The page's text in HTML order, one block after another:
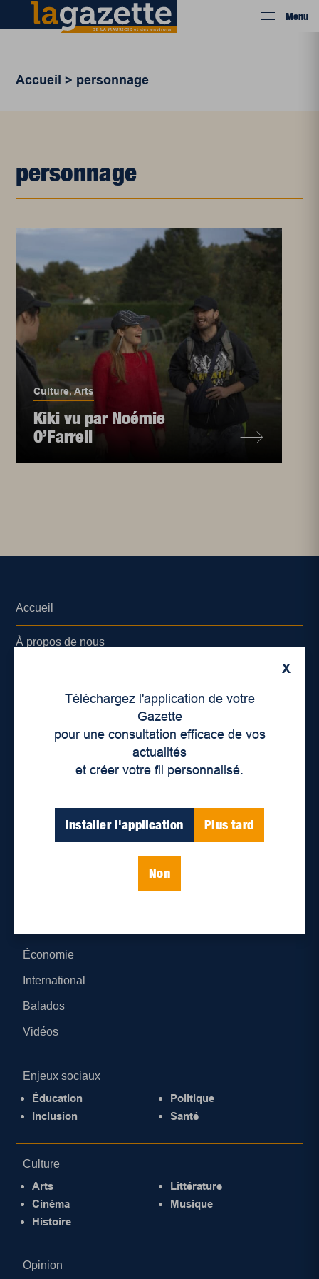
Menu
Accueil > personnage
personnage
Culture,Arts
Kiki vu par Noémie
O’Farrell
X
Téléchargez l'application de votre
Gazette
pour une consultation efficace de vos
actualités
et créer votre fil personnalisé.
Installer l'application Plus tard
Non
Accueil
À propos de nous
Lieux de distribution
Économie
International
Balados
Vidéos
Enjeux sociaux
Éducation
Inclusion
Politique
Santé
Culture
Arts
Cinéma
Histoire
Littérature
Musique
Opinion